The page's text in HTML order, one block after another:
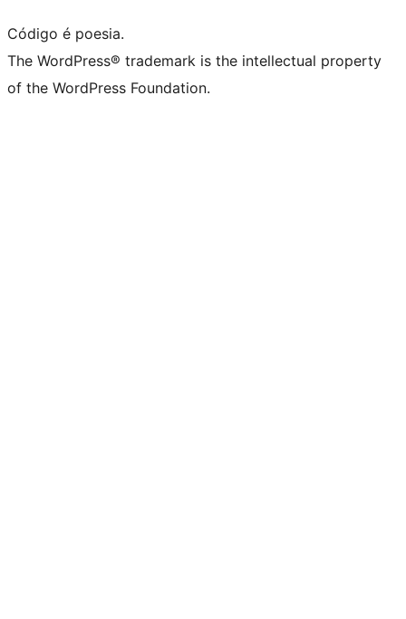
Código é poesia.
The WordPress® trademark is the intellectual property
of the WordPress Foundation.